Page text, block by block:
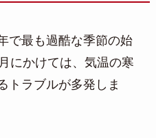
で最も過酷な季節の始
にかけては、気温の寒
トラブルが多発しま